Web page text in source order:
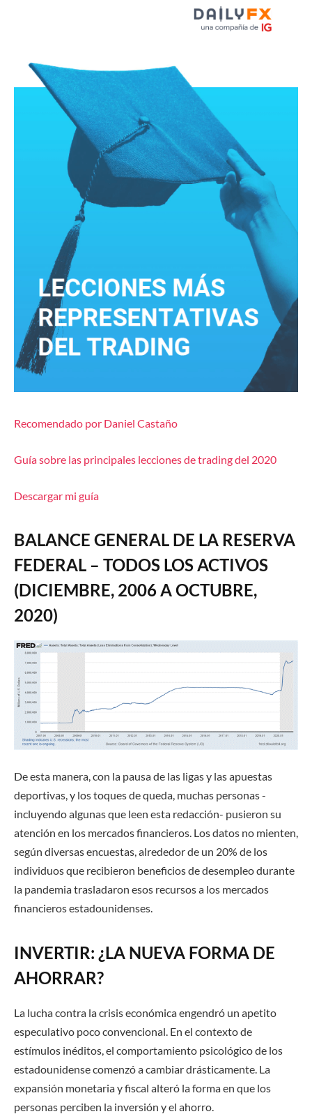
Recomendado por Daniel Castaño
Guía sobre las principales lecciones de trading del 2020
Descargar mi guía
BALANCE GENERAL DE LA RESERVA
FEDERAL – TODOS LOS ACTIVOS
(DICIEMBRE, 2006 A OCTUBRE,
2020)
De esta manera, con la pausa de las ligas y las apuestas
deportivas, y los toques de queda, muchas personas -
incluyendo algunas que leen esta redacción- pusieron su
atención en los mercados financieros. Los datos no mienten,
según diversas encuestas, alrededor de un 20% de los
individuos que recibieron beneficios de desempleo durante
la pandemia trasladaron esos recursos a los mercados
financieros estadounidenses.
INVERTIR: ¿LA NUEVA FORMA DE
AHORRAR?
La lucha contra la crisis económica engendró un apetito
especulativo poco convencional. En el contexto de
estímulos inéditos, el comportamiento psicológico de los
estadounidense comenzó a cambiar drásticamente. La
expansión monetaria y fiscal alteró la forma en que los
personas perciben la inversión y el ahorro.